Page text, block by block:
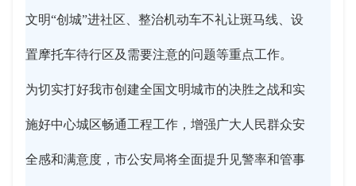
文明“创城”进社区、整治机动车不礼让斑马线、设
置摩托车待行区及需要注意的问题等重点工作。
为切实打好我市创建全国文明城市的决胜之战和实
施好中心城区畅通工程工作，增强广大人民群众安
全感和满意度，市公安局将全面提升见警率和管事